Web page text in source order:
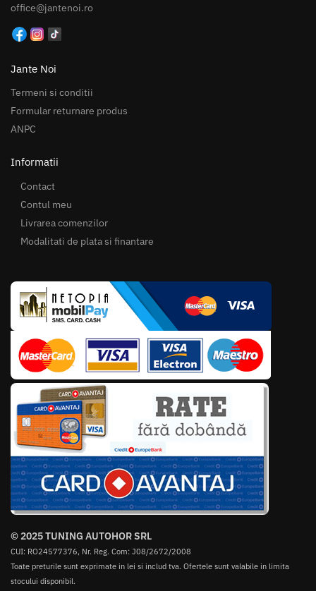
office@jantenoi.ro
Jante Noi
Termeni si conditii
Formular returnare produs
ANPC
Informatii
Contact
Contul meu
Livrarea comenzilor
Modalitati de plata si finantare
© 2025 TUNING AUTOHOR SRL
CUI: RO24577376, Nr. Reg. Com: J08/2672/2008
Toate preturile sunt exprimate in lei si includ tva. Ofertele sunt valabile in limita
stocului disponibil.